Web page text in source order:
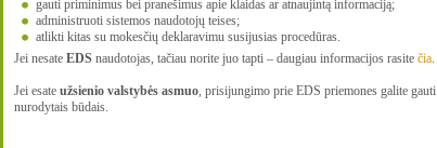
gauti priminimus bei pranešimus apie klaidas ar atnaujintą informaciją;
administruoti sistemos naudotojų teises;
atlikti kitas su mokesčių deklaravimu susijusias procedūras.
Jei nesate EDS naudotojas, tačiau norite juo tapti – daugiau informacijos rasite čia.
Jei esate užsienio valstybės asmuo, prisijungimo prie EDS priemones galite gauti
nurodytais būdais.